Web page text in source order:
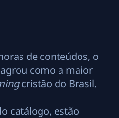
de conteúdos, o
como a maior
cristão do Brasil.
catálogo, estão